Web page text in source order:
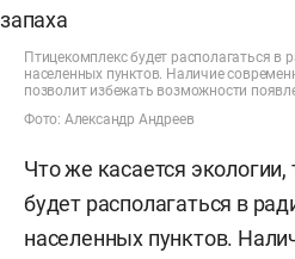
Птицекомплекс будет располагаться в
населенных пунктов. Наличие
позволит избежать возможности
Фото: Александр Андреев
Что же касается
будет располагаться в
населенных пунктов.